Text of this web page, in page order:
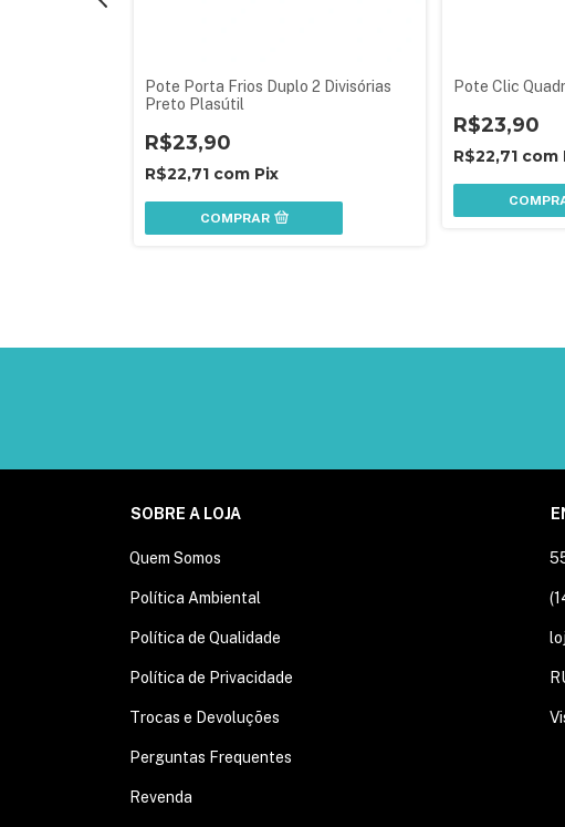
Pote Porta Frios Duplo 2 Divisórias
Preto Plasútil
R$23,90
R$22,71 com Pix
COMPRAR
Pote Clic
R$23,90
R$22,71 com
SOBRE A LOJA
Quem Somos
Política Ambiental
Política de Qualidade
Política de Privacidade
Trocas e Devoluções
Perguntas Frequentes
Revenda